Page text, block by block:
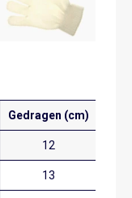
Gedragen (cm)
12
13